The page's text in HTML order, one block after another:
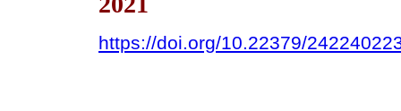
https://doi.org/10.22379/